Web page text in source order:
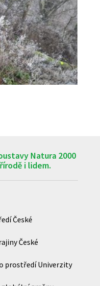
Natura 2000
i lidem.
České
České
prostředí Univerzity